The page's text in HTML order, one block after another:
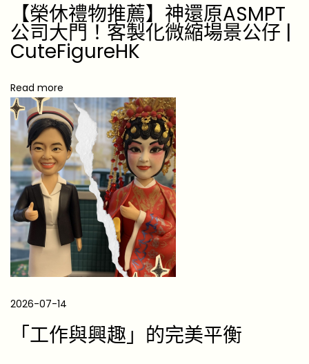
8
歲
年
禮
物
0
2
6
】
1
0
實
【榮休禮物推薦】神還原ASMPT
公司大門！客製化微縮場景公仔 |
CuteFigureHK
Read more
2026-07-14
「工作與興趣」的完美平衡